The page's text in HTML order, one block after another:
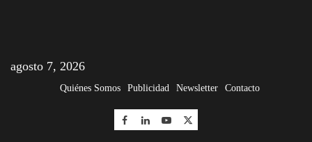
agosto 7, 2026
Quiénes Somos Publicidad Newsletter Contacto